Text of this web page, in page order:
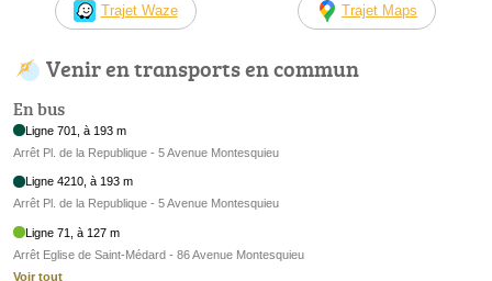
Trajet Waze Trajet Maps
Venir en transports en commun
En bus
Ligne 701, à 193 m
Arrêt Pl. de la Republique - 5 Avenue Montesquieu
Ligne 4210, à 193 m
Arrêt Pl. de la Republique - 5 Avenue Montesquieu
Ligne 71, à 127 m
Arrêt Eglise de Saint-Médard - 86 Avenue Montesquieu
Voir tout